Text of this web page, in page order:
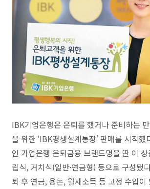
IBK기업은행은 은퇴를 했거나 준비하는
을 위한 ‘IBK평생설계통장’ 판매를 시작했
인 기업은행 은퇴금융 브랜드명을 딴 이
립식, 거치식(일반·연금형) 등으로 구성됐
퇴 후 연금, 용돈, 월세소득 등 고정 수입이